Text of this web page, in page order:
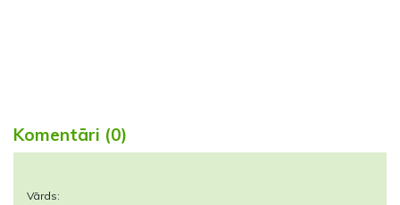
Komentāri (0)
Vārds: